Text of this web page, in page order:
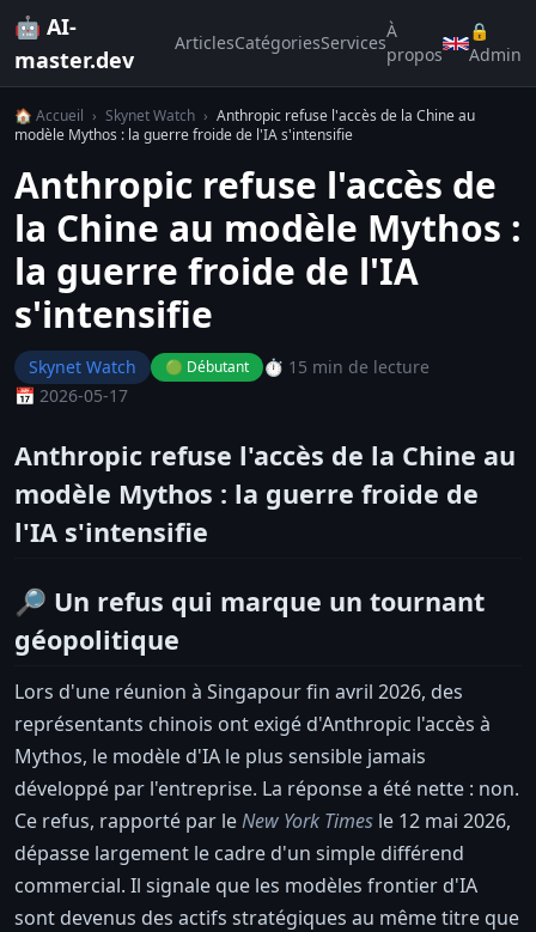
🤖 AI-
master.dev
ArticlesCatégoriesServices
À
propos
🔒
Admin
🏠 Accueil › Skynet Watch › Anthropic refuse l'accès de la Chine au
modèle Mythos : la guerre froide de l'IA s'intensifie
Anthropic refuse l'accès de
la Chine au modèle Mythos :
la guerre froide de l'IA
s'intensifie
Skynet Watch 🟢 Débutant
⏱️ 15 min de lecture
📅 2026-05-17
Anthropic refuse l'accès de la Chine au
modèle Mythos : la guerre froide de
l'IA s'intensifie
🔎 Un refus qui marque un tournant
géopolitique
Lors d'une réunion à Singapour fin avril 2026, des
représentants chinois ont exigé d'Anthropic l'accès à
Mythos, le modèle d'IA le plus sensible jamais
développé par l'entreprise. La réponse a été nette : non.
Ce refus, rapporté par leNew York Times le 12 mai 2026,
dépasse largement le cadre d'un simple différend
commercial. Il signale que les modèles frontier d'IA
sont devenus des actifs stratégiques au même titre que